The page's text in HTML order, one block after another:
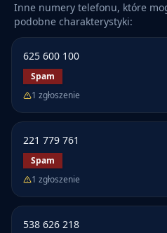
Inne numery telefonu, które
podobne charakterystyki:
625 600 100
Spam
1 zgłoszenie
221 779 761
Spam
1 zgłoszenie
538 626 218